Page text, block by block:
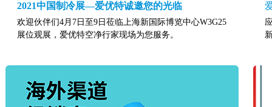
2021中国制冷展—爱优特诚邀您的光临
欢迎伙伴们4月7日至9日莅临上海新国际博览中心W3G25
展位观展，爱优特空净行家现场为您服务。